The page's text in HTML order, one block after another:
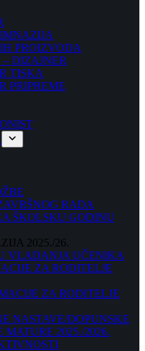
PROIZVODA
DIZAJNER
TISKA
PRIPREME
RADA
ŠKOLSKU GODINU
2025./26.
VLADANJA UČENIKA
ZA RODITELJE
ZA RODITELJE
NASTAVE/DOPUNSKE
2025./2026.